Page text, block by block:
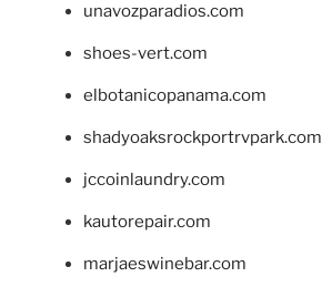
unavozparadios.com
shoes-vert.com
elbotanicopanama.com
shadyoaksrockportrvpark.com
jccoinlaundry.com
kautorepair.com
marjaeswinebar.com